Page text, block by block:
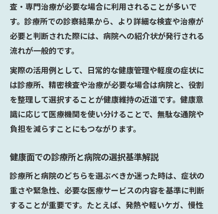
査・専門治療が必要な場合に利用されることが多いで
す。診療所での診察結果から、より詳細な検査や治療が
必要と判断された際には、病院への紹介状が発行される
流れが一般的です。
実際の活用例として、日常的な健康管理や軽度の症状に
は診療所、精密検査や治療が必要な場合は病院と、役割
を整理して選択することが健康維持の近道です。健康意
識に応じて医療機関を使い分けることで、無駄な通院や
負担を減らすことにもつながります。
健康面での診療所と病院の選択基準解説
診療所と病院のどちらを選ぶべきか迷った時は、症状の
重さや緊急性、必要な医療サービスの内容を基準に判断
することが重要です。たとえば、発熱や軽いケガ、慢性